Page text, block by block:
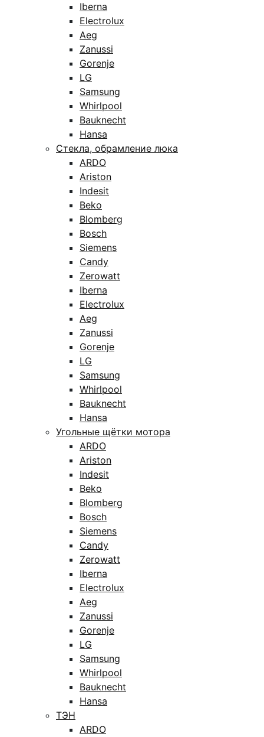
Iberna
Electrolux
Aeg
Zanussi
Gorenje
LG
Samsung
Whirlpool
Bauknecht
Hansa
Стекла, обрамление люка
ARDO
Ariston
Indesit
Beko
Blomberg
Bosch
Siemens
Candy
Zerowatt
Iberna
Electrolux
Aeg
Zanussi
Gorenje
LG
Samsung
Whirlpool
Bauknecht
Hansa
Угольные щётки мотора
ARDO
Ariston
Indesit
Beko
Blomberg
Bosch
Siemens
Candy
Zerowatt
Iberna
Electrolux
Aeg
Zanussi
Gorenje
LG
Samsung
Whirlpool
Bauknecht
Hansa
ТЭН
ARDO